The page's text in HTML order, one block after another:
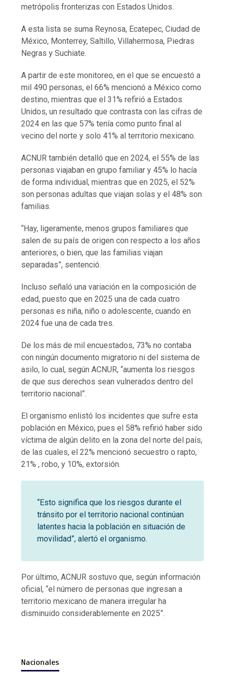
metrópolis fronterizas con Estados Unidos.
A esta lista se suma Reynosa, Ecatepec, Ciudad de
México, Monterrey, Saltillo, Villahermosa, Piedras
Negras y Suchiate.
A partir de este monitoreo, en el que se encuestó a
mil 490 personas, el 66% mencionó a México como
destino, mientras que el 31% refirió a Estados
Unidos, un resultado que contrasta con las cifras de
2024 en las que 57% tenía como punto final al
vecino del norte y solo 41% al territorio mexicano.
ACNUR también detalló que en 2024, el 55% de las
personas viajaban en grupo familiar y 45% lo hacía
de forma individual, mientras que en 2025, el 52%
son personas adultas que viajan solas y el 48% son
familias.
“Hay, ligeramente, menos grupos familiares que
salen de su país de origen con respecto a los años
anteriores, o bien, que las familias viajan
separadas”, sentenció.
Incluso señaló una variación en la composición de
edad, puesto que en 2025 una de cada cuatro
personas es niña, niño o adolescente, cuando en
2024 fue una de cada tres.
De los más de mil encuestados, 73% no contaba
con ningún documento migratorio ni del sistema de
asilo, lo cual, según ACNUR, “aumenta los riesgos
de que sus derechos sean vulnerados dentro del
territorio nacional”.
El organismo enlistó los incidentes que sufre esta
población en México, pues el 58% refirió haber sido
víctima de algún delito en la zona del norte del país,
de las cuales, el 22% mencionó secuestro o rapto,
21% , robo, y 10%, extorsión.
“Esto significa que los riesgos durante el
tránsito por el territorio nacional continúan
latentes hacia la población en situación de
movilidad”, alertó el organismo.
Por último, ACNUR sostuvo que, según información
oficial, “el número de personas que ingresan a
territorio mexicano de manera irregular ha
disminuido considerablemente en 2025”.
Nacionales